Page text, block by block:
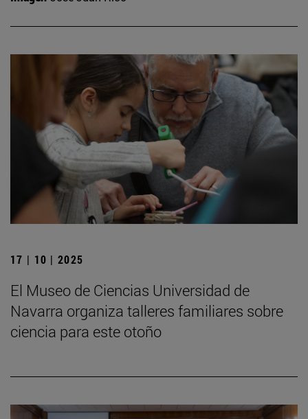
17 | 10 | 2025
El Museo de Ciencias Universidad de
Navarra organiza talleres familiares sobre
ciencia para este otoño